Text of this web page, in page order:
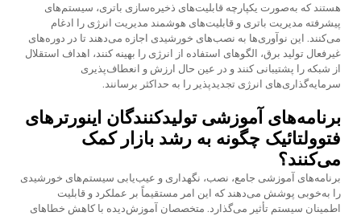
هستند که به‌صورت یکپارچه قابلیت‌های ذخیره‌سازی باتری، سیستم‌های
پیشرفته مدیریت باتری و قابلیت‌های هوشمند مدیریت انرژی را ادغام
می‌کنند. این نوآوری‌ها به نصب‌های خورشیدی اجازه می‌دهند تا در دوره‌های
غیرفعال تولید برق، الگوهای استفاده از انرژی را بهینه کنند، اهداف استقلال
از شبکه را پشتیبانی کنند و در عین حال ارزش و انعطاف‌پذیری
سرمایه‌گذاری‌های انرژی تجدیدپذیر را به حداکثر برسانند.
برنامه‌های آموزشی تولیدکنندگان اینورترهای
فتوولتائیک چگونه به رشد بازار کمک
می‌کنند؟
برنامه‌های آموزشی جامع، نصب، نگهداری و عیب‌یابی سیستم‌های خورشیدی
را به‌خوبی پوشش می‌دهند که این امر مستقیماً بر عملکرد و قابلیت
اطمینان سیستم تأثیر می‌گذارد. متخصصان آموزش‌دیده با کاهش خطاهای